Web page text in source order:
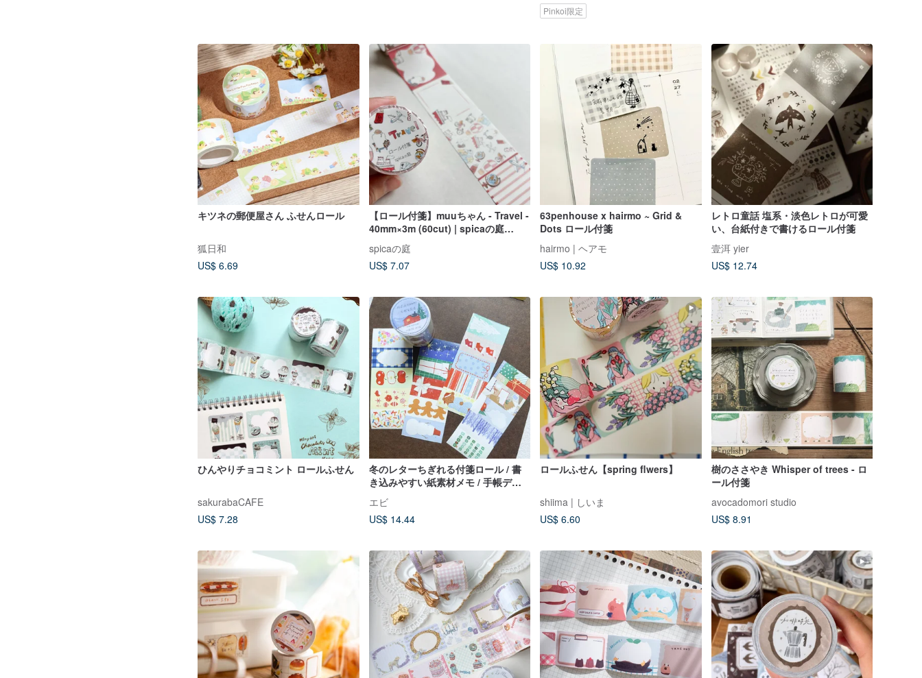
Pinkoi限定
キツネの郵便屋さん ふせんロール
狐日和
US$ 6.69
【ロール付箋】muuちゃん - Travel -
40mm×3m (60cut) | spicaの庭
spicaの庭
US$ 7.07
63penhouse x hairmo ~ Grid &
Dots ロール付箋
hairmo | ヘアモ
US$ 10.92
レトロ童話 塩系・淡色レトロが可愛
い、台紙付きで書けるロール付箋
壹洱 yier
US$ 12.74
ひんやりチョコミント ロールふせん
sakurabaCAFE
US$ 7.28
冬のレターちぎれる付箋ロール / 書
き込みやすい紙素材メモ / 手帳デコ
エビ
US$ 14.44
ロールふせん【spring flwers】
shiima | しいま
US$ 6.60
樹のささやき Whisper of trees - ロ
ール付箋
avocadomori studio
US$ 8.91